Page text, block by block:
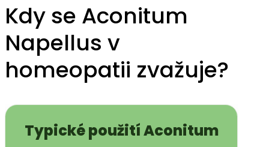
Kdy se Aconitum
Napellus v
homeopatii zvažuje?
Typické použití Aconitum